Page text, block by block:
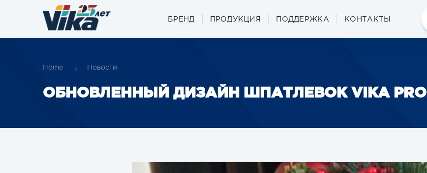
БРЕНД ПРОДУКЦИЯ ПОДДЕРЖКА КОНТАКТЫ
Home Новости
ОБНОВЛЕННЫЙ ДИЗАЙН ШПАТЛЕВОК VIKA PRO